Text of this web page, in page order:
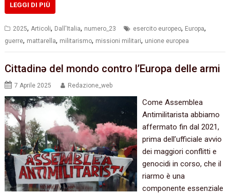
LEGGI DI PIÙ
2025, Articoli, Dall'Italia, numero_23 esercito europeo, Europa,
guerre, mattarella, militarismo, missioni militari, unione europea
Cittadinə del mondo contro l’Europa delle armi
7 Aprile 2025 Redazione_web
Come Assemblea
Antimilitarista abbiamo
affermato fin dal 2021,
prima dell’ufficiale avvio
dei maggiori conflitti e
genocidi in corso, che il
riarmo è una
componente essenziale